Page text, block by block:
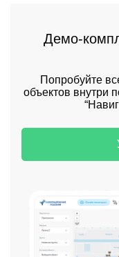
Демо-
Попробуйте
объектов внутри